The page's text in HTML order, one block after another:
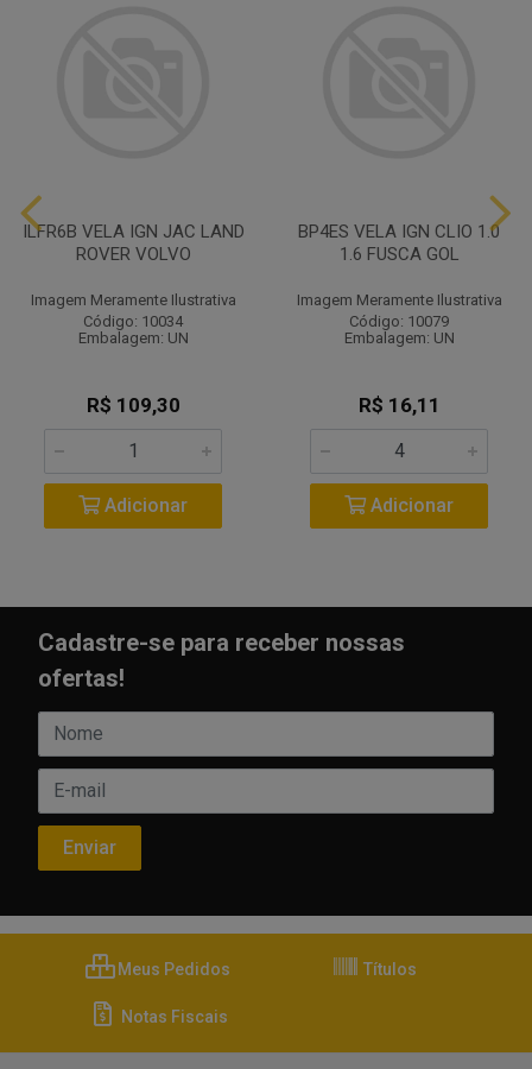
ILFR6B VELA IGN JAC LAND
ROVER VOLVO
Imagem Meramente Ilustrativa
Código: 10034
Embalagem: UN
R$ 109,30
Adicionar
BP4ES VELA IGN CLIO 1.0
1.6 FUSCA GOL
Imagem Meramente Ilustrativa
Código: 10079
Embalagem: UN
R$ 16,11
Adicionar
Cadastre-se para receber nossas
ofertas!
Meus Pedidos Títulos
Notas Fiscais